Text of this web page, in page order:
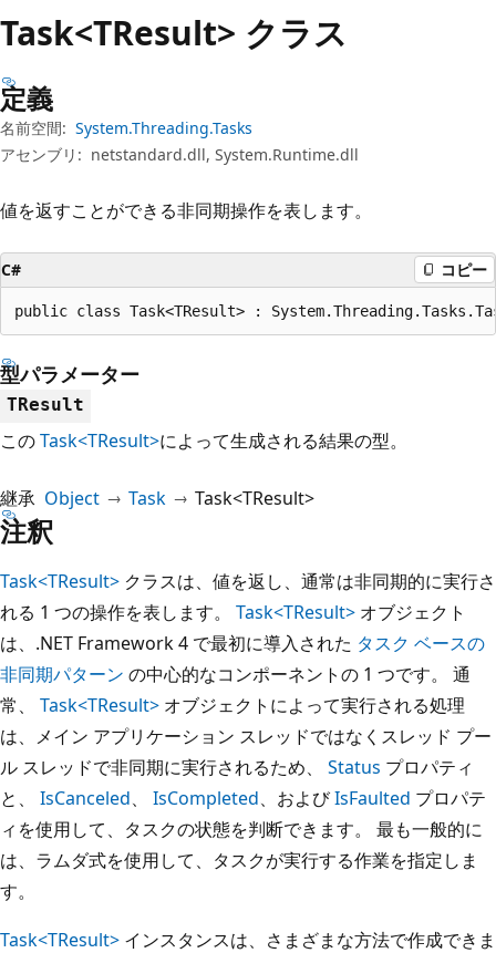
ッ
プ
Task<TResult> クラス
定義
名前空間: System.Threading.Tasks
アセンブリ: netstandard.dll, System.Runtime.dll
値を返すことができる非同期操作を表します。
C# コピー
public class Task<TResult> :
型パラメーター
TResult
このTask<TResult>によって生成される結果の型。
継承 Object Task Task<TResult>
注釈
Task<TResult> クラスは、値を返し、通常は非同期的に実行さ
れる 1 つの操作を表します。 Task<TResult> オブジェクト
は、.NET Framework 4 で最初に導入された タスク ベースの
非同期パターン の中心的なコンポーネントの 1 つです。 通
常、 Task<TResult> オブジェクトによって実行される処理
は、メイン アプリケーション スレッドではなくスレッド プー
ル スレッドで非同期に実行されるため、 Status プロパティ
と、 IsCanceled、 IsCompleted、およびIsFaulted プロパテ
ィを使用して、タスクの状態を判断できます。 最も一般的に
は、ラムダ式を使用して、タスクが実行する作業を指定しま
す。
Task<TResult> インスタンスは、さまざまな方法で作成できま